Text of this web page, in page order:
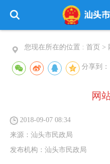
您现在所在的位置 : 首页 >
分享到：
网
2018-09-07 08:34
来源： 汕头市民政局
发布机构： 汕头市民政局